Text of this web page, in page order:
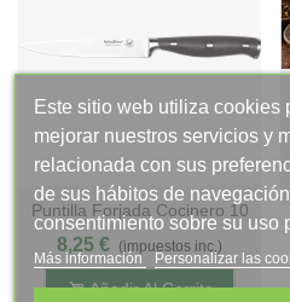
Puntilla Forjada Cocinero 10
Cm - Mango POM Gris
Antracita, S. Gala Hogar
8,25 € (impuestos inc.)
Añadir Al Carrito
Este sitio web utiliza cookies
mejorar nuestros servicios y
relacionada con sus
de sus hábitos de
consentimiento sobre su uso
Más información Personalizar las